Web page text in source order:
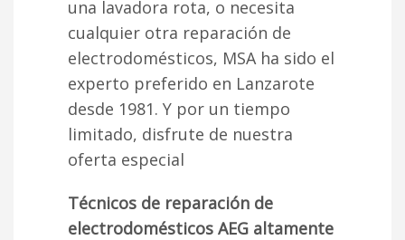
una lavadora rota, o necesita
cualquier otra reparación de
electrodomésticos, MSA ha sido el
experto preferido en Lanzarote
desde 1981. Y por un tiempo
limitado, disfrute de nuestra
oferta especial
Técnicos de reparación de
electrodomésticos AEG altamente